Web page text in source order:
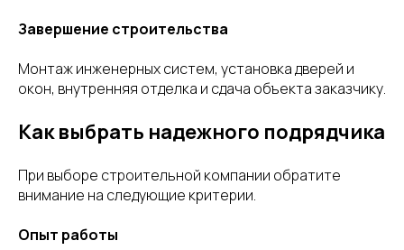
Завершение строительства
Монтаж инженерных систем, установка дверей и
окон, внутренняя отделка и сдача объекта заказчику.
Как выбрать надежного подрядчика
При выборе строительной компании обратите
внимание на следующие критерии.
Опыт работы